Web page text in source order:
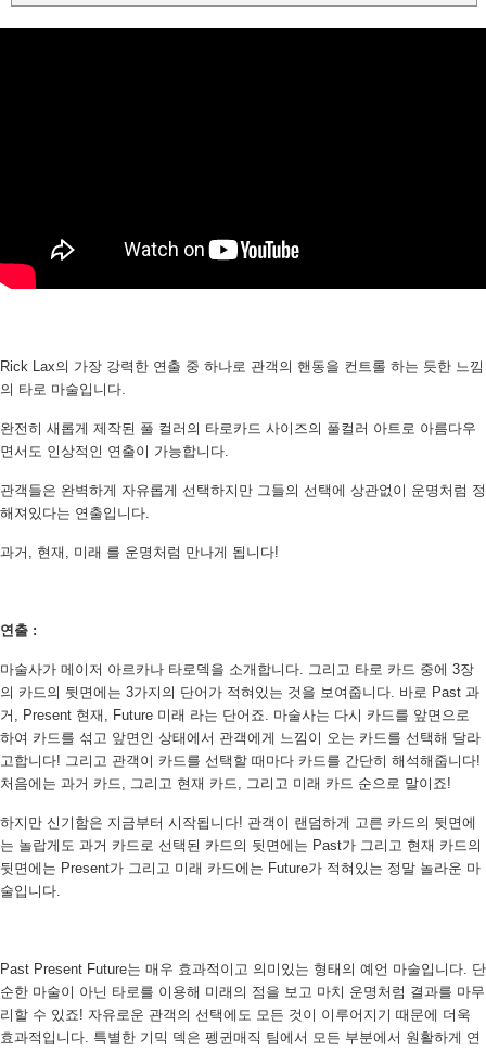
Rick Lax의 가장 강력한 연출 중 하나로 관객의 핸동을 컨트롤 하는 듯한 느낌
의 타로 마술입니다.
완전히 새롭게 제작된 풀 컬러의 타로카드 사이즈의 풀컬러 아트로 아름다우
면서도 인상적인 연출이 가능합니다.
관객들은 완벽하게 자유롭게 선택하지만 그들의 선택에 상관없이 운명처럼 정
해져있다는 연출입니다.
과거, 현재, 미래 를 운명처럼 만나게 됩니다!
연출 :
마술사가 메이저 아르카나 타로덱을 소개합니다. 그리고 타로 카드 중에 3장
의 카드의 뒷면에는 3가지의 단어가 적혀있는 것을 보여줍니다. 바로 Past 과
거, Present 현재, Future 미래 라는 단어죠. 마술사는 다시 카드를 앞면으로
하여 카드를 섞고 앞면인 상태에서 관객에게 느낌이 오는 카드를 선택해 달라
고합니다! 그리고 관객이 카드를 선택할 때마다 카드를 간단히 해석해줍니다!
처음에는 과거 카드, 그리고 현재 카드, 그리고 미래 카드 순으로 말이죠!
하지만 신기함은 지금부터 시작됩니다! 관객이 랜덤하게 고른 카드의 뒷면에
는 놀랍게도 과거 카드로 선택된 카드의 뒷면에는 Past가 그리고 현재 카드의
뒷면에는 Present가 그리고 미래 카드에는 Future가 적혀있는 정말 놀라운 마
술입니다.
Past Present Future는 매우 효과적이고 의미있는 형태의 예언 마술입니다. 단
순한 마술이 아닌 타로를 이용해 미래의 점을 보고 마치 운명처럼 결과를 마무
리할 수 있죠! 자유로운 관객의 선택에도 모든 것이 이루어지기 때문에 더욱
효과적입니다. 특별한 기믹 덱은 펭귄매직 팀에서 모든 부분에서 원활하게 연